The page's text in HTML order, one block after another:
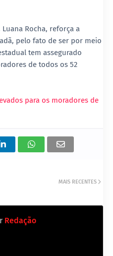
Rocha, reforça a
pelo fato de ser por meio
tem assegurado
de todos os 52
para os moradores de
MAIS RECENTES
Redação